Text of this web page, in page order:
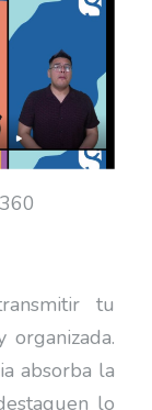
tu
absorba la
lo